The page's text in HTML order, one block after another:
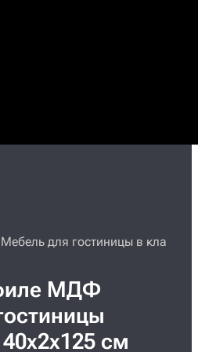
Мебель для гостиницы в
МДФ
см